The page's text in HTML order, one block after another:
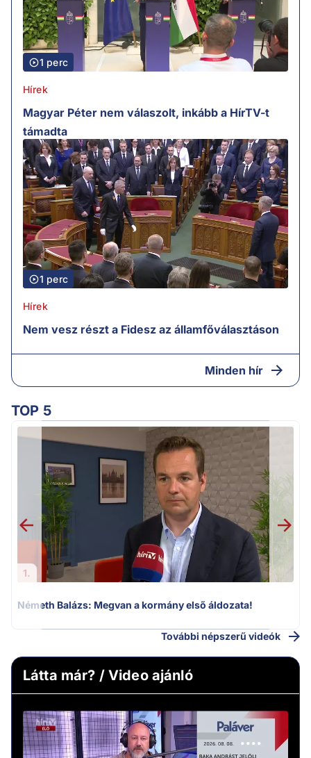
1 perc
Hírek
Magyar Péter nem válaszolt, inkább a HírTV-t
támadta
1 perc
Hírek
Nem vesz részt a Fidesz az államfőválasztáson
Minden hír
TOP 5
1.
Németh Balázs: Megvan a kormány első áldozata!
További népszerű videók
Látta már? / Video ajánló